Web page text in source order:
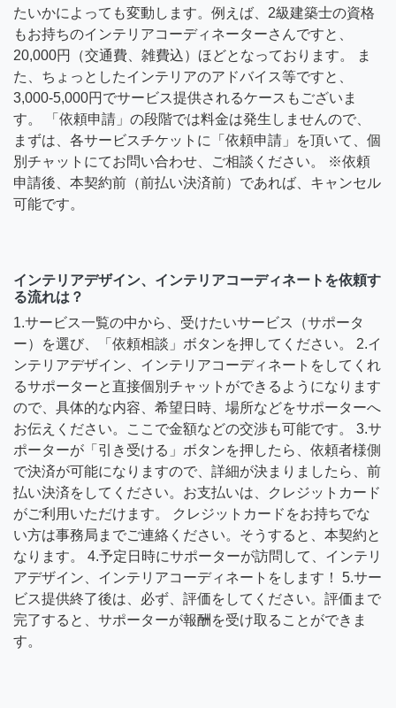
たいかによっても変動します。例えば、2級建築士の資格
もお持ちのインテリアコーディネーターさんですと、
20,000円（交通費、雑費込）ほどとなっております。 ま
た、ちょっとしたインテリアのアドバイス等ですと、
3,000-5,000円でサービス提供されるケースもございま
す。 「依頼申請」の段階では料金は発生しませんので、
まずは、各サービスチケットに「依頼申請」を頂いて、個
別チャットにてお問い合わせ、ご相談ください。 ※依頼
申請後、本契約前（前払い決済前）であれば、キャンセル
可能です。
インテリアデザイン、インテリアコーディネートを依頼す
る流れは？
1.サービス一覧の中から、受けたいサービス（サポータ
ー）を選び、「依頼相談」ボタンを押してください。 2.イ
ンテリアデザイン、インテリアコーディネートをしてくれ
るサポーターと直接個別チャットができるようになります
ので、具体的な内容、希望日時、場所などをサポーターへ
お伝えください。ここで金額などの交渉も可能です。 3.サ
ポーターが「引き受ける」ボタンを押したら、依頼者様側
で決済が可能になりますので、詳細が決まりましたら、前
払い決済をしてください。お支払いは、クレジットカード
がご利用いただけます。 クレジットカードをお持ちでな
い方は事務局までご連絡ください。そうすると、本契約と
なります。 4.予定日時にサポーターが訪問して、インテリ
アデザイン、インテリアコーディネートをします！ 5.サー
ビス提供終了後は、必ず、評価をしてください。評価まで
完了すると、サポーターが報酬を受け取ることができま
す。